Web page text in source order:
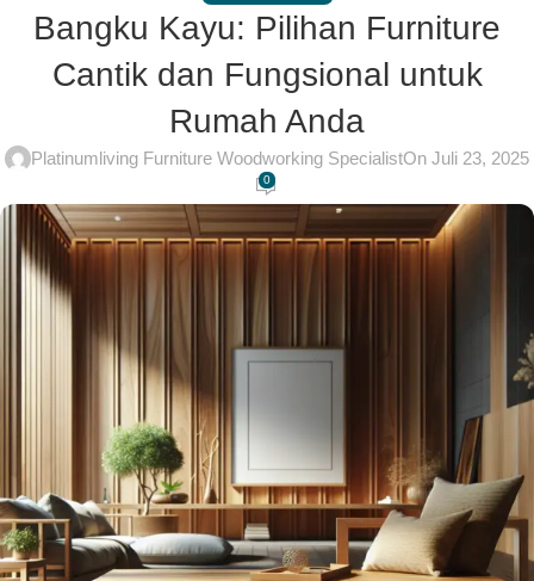
Bangku Kayu: Pilihan Furniture
Cantik dan Fungsional untuk
Rumah Anda
Platinumliving Furniture Woodworking SpecialistOn Juli 23, 2025
0